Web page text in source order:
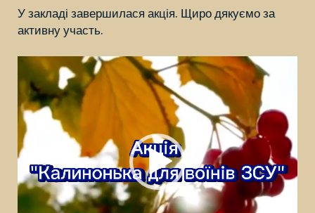
ЗСУ”
У закладі завершилася акція. Щиро дякуємо за
активну участь.
Відеопрогравач